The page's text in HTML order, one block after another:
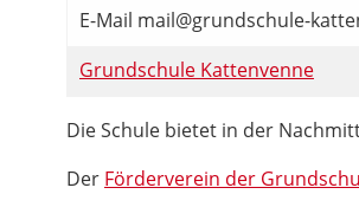
E-Mail mail@grundschule-
Grundschule Kattenvenne
Die Schule bietet in der
Der Förderverein der